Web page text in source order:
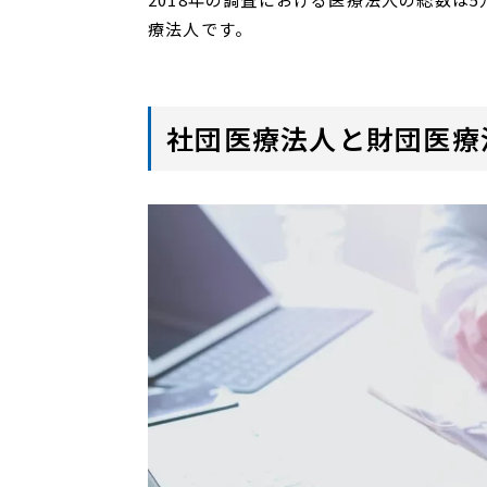
療法人です。
社団医療法人と財団医